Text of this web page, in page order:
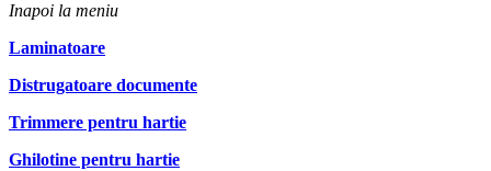
Inapoi la meniu
Laminatoare
Distrugatoare documente
Trimmere pentru hartie
Ghilotine pentru hartie